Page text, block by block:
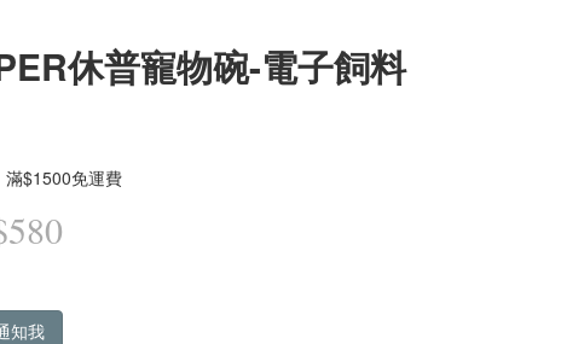
休普寵物碗-電子飼料
滿$1500免運費
知我